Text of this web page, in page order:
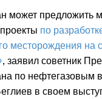
может предложить
по
месторождения на
, заявил советник
по нефтегазовым
в своем